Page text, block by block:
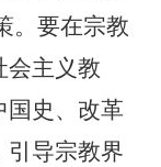
。要在宗教
会主义教
国史、改革
引导宗教界